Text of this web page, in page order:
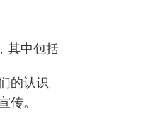
其中包括
的认识。
传。